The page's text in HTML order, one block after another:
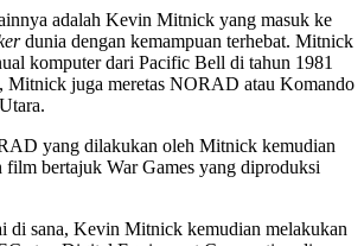
adalah Kevin Mitnick yang masuk ke
dunia dengan kemampuan terhebat. Mitnick
komputer dari Pacific Bell di tahun 1981
Mitnick juga meretas NORAD atau Komando
yang dilakukan oleh Mitnick kemudian
film bertajuk War Games yang diproduksi
di sana, Kevin Mitnick kemudian melakukan